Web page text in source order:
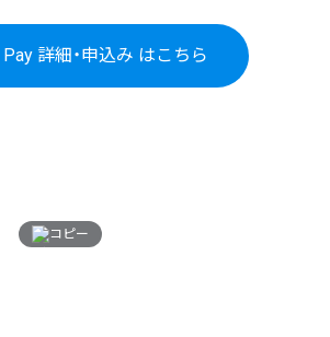
詳細・申込み はこちら
コピー